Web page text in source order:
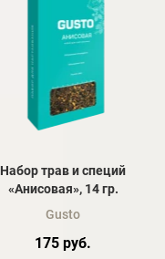
Набор трав и специй
«Анисовая», 14 гр.
Gusto
175 руб.